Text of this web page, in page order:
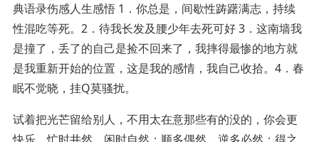
典语录伤感人生感悟 1．你总是，间歇性踌躇满志，持续
性混吃等死。2．待我长发及腰少年去死可好 3．这南墙我
是撞了，丢了的自己是捡不回来了，我摔得最惨的地方就
是我重新开始的位置，这是我的感情，我自己收拾。4．春
眠不觉晓，挂Q莫骚扰。
试着把光芒留给别人，不用太在意那些有的没的，你会更